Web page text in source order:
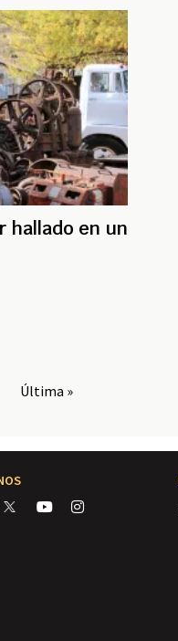
hallado en un
Última
Última »